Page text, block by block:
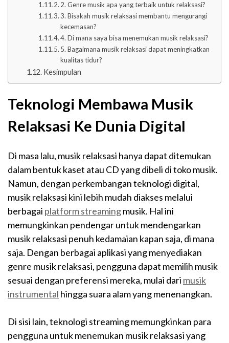
2. Genre musik apa yang terbaik untuk relaksasi?
3. Bisakah musik relaksasi membantu mengurangi
kecemasan?
4. Di mana saya bisa menemukan musik relaksasi?
5. Bagaimana musik relaksasi dapat meningkatkan
kualitas tidur?
Kesimpulan
Teknologi Membawa Musik
Relaksasi Ke Dunia Digital
Di masa lalu, musik relaksasi hanya dapat ditemukan
dalam bentuk kaset atau CD yang dibeli di toko musik.
Namun, dengan perkembangan teknologi digital,
musik relaksasi kini lebih mudah diakses melalui
berbagai platform streamingmusik. Hal ini
memungkinkan pendengar untuk mendengarkan
musik relaksasi penuh kedamaian kapan saja, di mana
saja. Dengan berbagai aplikasi yang menyediakan
genre musik relaksasi, pengguna dapat memilih musik
sesuai dengan preferensi mereka, mulai dari musik
instrumental hingga suara alam yang menenangkan.
Di sisi lain, teknologi streaming memungkinkan para
pengguna untuk menemukan musik relaksasi yang